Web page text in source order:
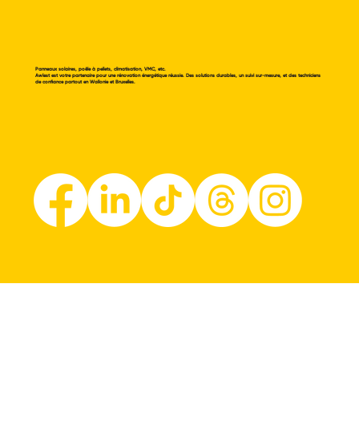
Panneaux solaires, poêle à pellets, climatisation, VMC, etc.
Awlest est votre partenaire pour une rénovation énergétique réussie. Des solutions durables, un suivi sur-mesure, et des techniciens
de confiance partout en Wallonie et Bruxelles.